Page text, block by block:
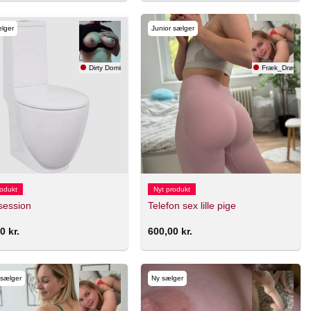
Dirty Domina 💋
kr.
Junior sælger
Fræk_Drøm
Nyt produkt
Telefon sex lille pige
600,00 kr.
Ny sælger